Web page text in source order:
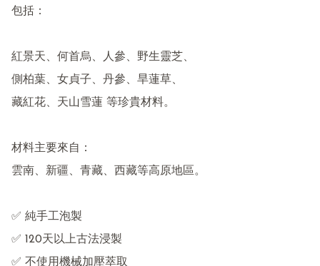
包括：
紅景天、何首烏、人參、野生靈芝、
側柏葉、女貞子、丹參、旱蓮草、
藏紅花、天山雪蓮 等珍貴材料。
材料主要來自：
雲南、新疆、青藏、西藏等高原地區。
✅ 純手工泡製
✅ 120天以上古法浸製
✅ 不使用機械加壓萃取